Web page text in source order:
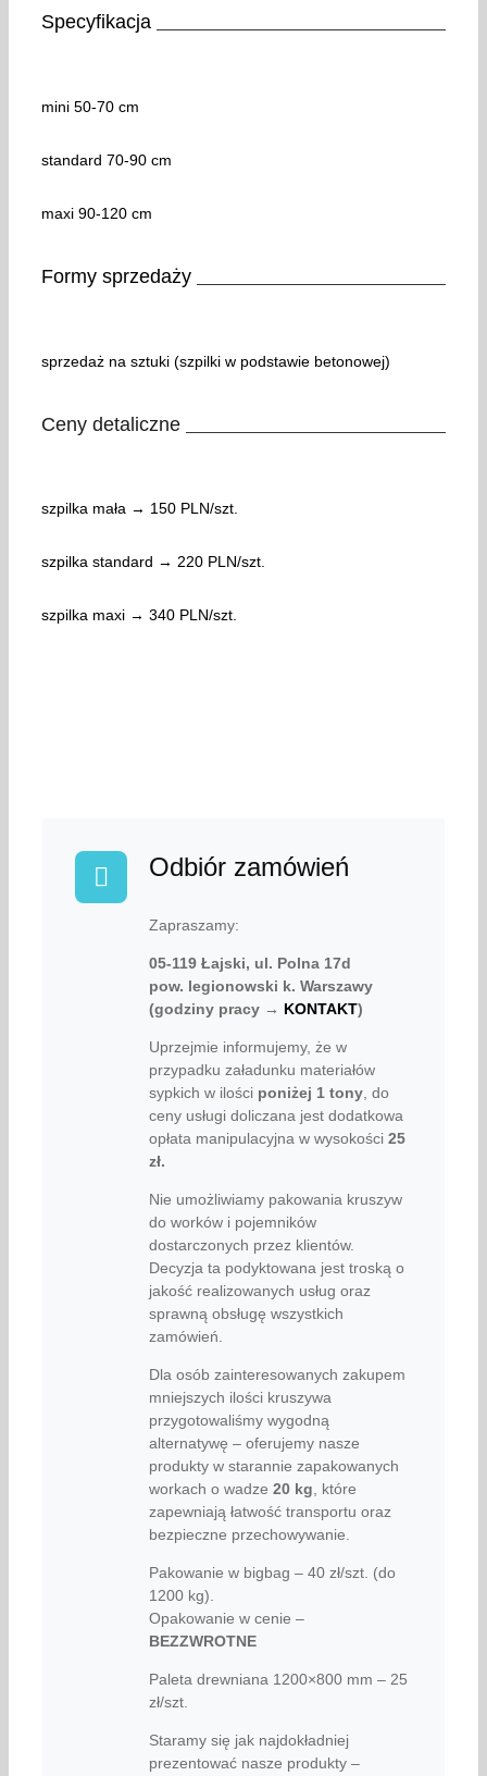
Specyfikacja
mini 50-70 cm
standard 70-90 cm
maxi 90-120 cm
Formy sprzedaży
sprzedaż na sztuki (szpilki w podstawie betonowej)
Ceny detaliczne
szpilka mała → 150 PLN/szt.
szpilka standard → 220 PLN/szt.
szpilka maxi → 340 PLN/szt.
Odbiór zamówień
Zapraszamy:
05-119 Łajski, ul. Polna 17d
pow. legionowski k. Warszawy
(godziny pracy → KONTAKT)
Uprzejmie informujemy, że w
przypadku załadunku materiałów
sypkich w ilości poniżej 1 tony, do
ceny usługi doliczana jest dodatkowa
opłata manipulacyjna w wysokości 25
zł.
Nie umożliwiamy pakowania kruszyw
do worków i pojemników
dostarczonych przez klientów.
Decyzja ta podyktowana jest troską o
jakość realizowanych usług oraz
sprawną obsługę wszystkich
zamówień.
Dla osób zainteresowanych zakupem
mniejszych ilości kruszywa
przygotowaliśmy wygodną
alternatywę – oferujemy nasze
produkty w starannie zapakowanych
workach o wadze 20 kg, które
zapewniają łatwość transportu oraz
bezpieczne przechowywanie.
Pakowanie w bigbag – 40 zł/szt. (do
1200 kg).
Opakowanie w cenie –
BEZZWROTNE
Paleta drewniana 1200×800 mm – 25
zł/szt.
Staramy się jak najdokładniej
prezentować nasze produkty –